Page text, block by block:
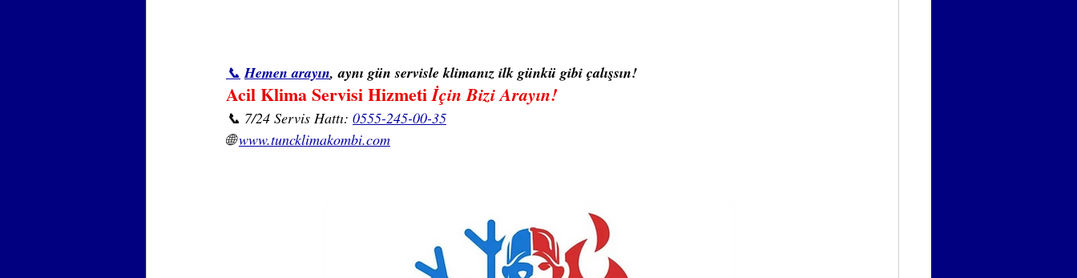
📞 Hemen arayın, aynı gün servisle klimanız ilk günkü gibi çalışsın!
Acil Klima Servisi Hizmeti İçin Bizi Arayın!
📞 7/24 Servis Hattı: 0555-245-00-35
🌐 www.tuncklimakombi.com